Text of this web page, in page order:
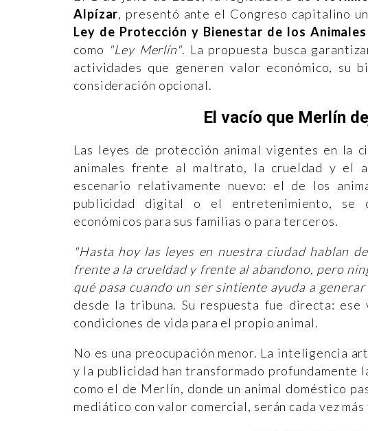
Alpízar, presentó ante el Congreso capitalino
Ley de Protección y Bienestar de los
como "Ley Merlín". La propuesta busca
actividades que generen valor económico, su
consideración opcional.
El vacío que Merlín
Las leyes de protección animal vigentes en la
animales frente al maltrato, la crueldad y el
escenario relativamente nuevo: el de los
publicidad digital o el entretenimiento, se
económicos para sus familias o para terceros.
"Hasta hoy las leyes en nuestra ciudad hablan
frente a la crueldad y frente al abandono, pero
qué pasa cuando un ser sintiente ayuda a
desde la tribuna. Su respuesta fue directa:
condiciones de vida para el propio animal.
No es una preocupación menor. La inteligencia
y la publicidad han transformado profundamente
como el de Merlín, donde un animal doméstico
mediático con valor comercial, serán cada vez